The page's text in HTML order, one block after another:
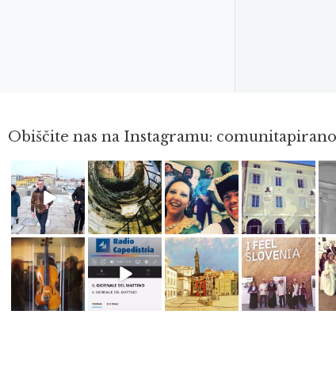
Obiščite nas na Instagramu: comunitapirano
Feb 16 Avg 3 Maj 23 Apr 3
Apr 8 Dec 14 Jun 12 Maj 2